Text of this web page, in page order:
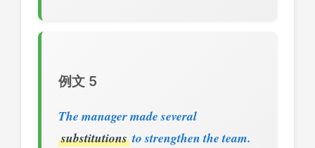
例文 5
The manager made several
substitutions to strengthen the team.